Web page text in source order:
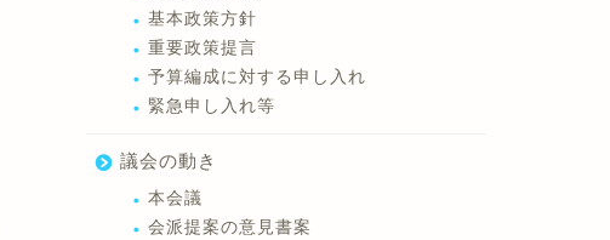
基本政策方針
重要政策提言
予算編成に対する申し入れ
緊急申し入れ等
議会の動き
本会議
会派提案の意見書案